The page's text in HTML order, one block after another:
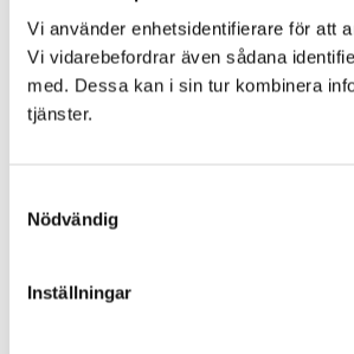
Vi använder enhetsidentifierare för att
Vi vidarebefordrar även sådana
med. Dessa kan i sin tur kombinera
tjänster.
Nödvändig
Inställningar